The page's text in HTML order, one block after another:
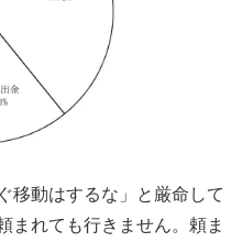
移動はするな」と厳命して
まれても行きません。頼ま